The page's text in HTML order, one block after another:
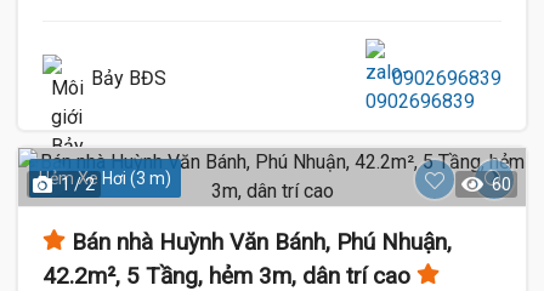
Bảy BĐS 0902696839
Hẻm Xe Hơi (3 m)
1 / 2 60
Bán nhà Huỳnh Văn Bánh, Phú Nhuận,
42.2m², 5 Tầng, hẻm 3m, dân trí cao